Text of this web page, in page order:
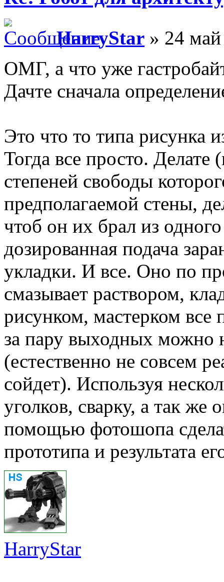
HarryStar » 24
ОМГ, а что уже
Дачте сначала
Это что то типа рисунка
Тогда все просто. Делате
степеней свободы
предполагаемой стены,
чтоб он их брал из
дозированная подача
укладки. И все. Оно по
смазывает раствором,
рисунком, мастерком
за пару выходных можно
(естественно не совсем
сойдет). Используя
уголков, сварку, а так
помощью фотошопа
прототипа и результата
HarryStar